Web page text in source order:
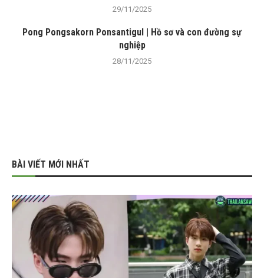
29/11/2025
Pong Pongsakorn Ponsantigul | Hồ sơ và con đường sự
nghiệp
28/11/2025
BÀI VIẾT MỚI NHẤT